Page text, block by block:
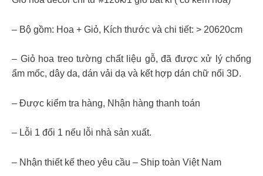
– Bộ gồm: Hoa + Giỏ, Kích thước và chi tiết: > 20620cm
– Giỏ hoa treo tường chất liệu gỗ, đã được xử lý chống
ẩm mốc, dây da, dán vải dạ và kết hợp dán chữ nổi 3D.
– Được kiểm tra hàng, Nhận hàng thanh toán
– Lỗi 1 đổi 1 nếu lỗi nhà sản xuất.
– Nhận thiết kế theo yêu cầu – Ship toàn Việt Nam